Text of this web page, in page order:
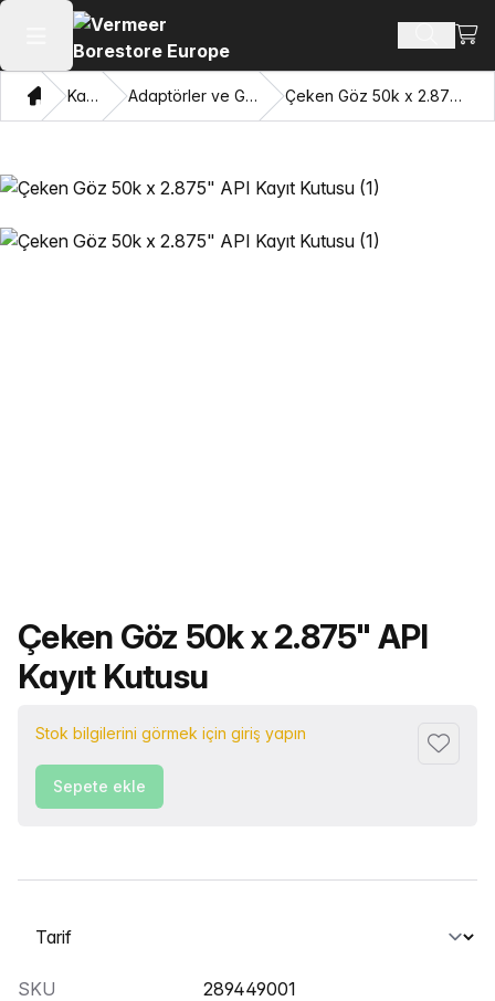
Ana menüyü aç Ürün ara
Ev Katalog Adaptörler ve Gözleri Çekme Çeken Göz 50k x 2.875" API Kayıt Kutusu
Ürün adı
Çeken Göz 50k x 2.875" API
Kayıt Kutusu
Stok bilgilerini görmek için giriş yapın
Sepete ekle
Bir sekme seçin
SKU
289449001